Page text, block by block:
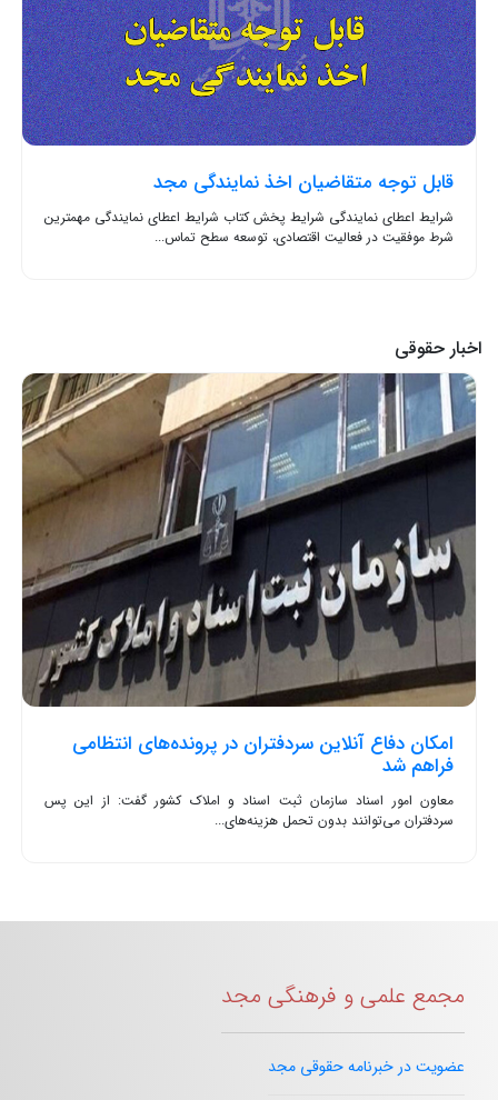
قابل توجه متقاضیان اخذ نمایندگی مجد
شرایط اعطای نمایندگی شرایط پخش کتاب شرایط اعطای نمایندگی مهمترین
شرط موفقیت در فعالیت اقتصادی، توسعه سطح تماس...
اخبار حقوقی
امکان دفاع آنلاین سردفتران در پرونده‌های انتظامی
فراهم شد
معاون امور اسناد سازمان ثبت اسناد و املاک کشور گفت: از این پس
سردفتران می‌توانند بدون تحمل هزینه‌های...
مجمع علمی و فرهنگی مجد
عضویت در خبرنامه حقوقی مجد